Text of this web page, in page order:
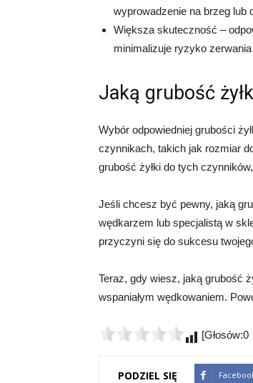
wyprowadzenie na brzeg lub
Większa skuteczność –
minimalizuje ryzyko
Jaką grubość
Wybór odpowiedniej grubości
czynnikach, takich jak rozmiar
grubość żyłki do tych
Jeśli chcesz być pewny, jaką
wędkarzem lub specjalistą w
przyczyni się do sukcesu
Teraz, gdy wiesz, jaką grubość
wspaniałym wędkowaniem.
PODZIEL SIĘ